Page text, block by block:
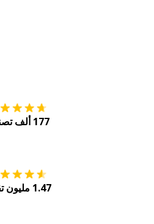
177 ألف تصنيف
1.47 مليون تقييم